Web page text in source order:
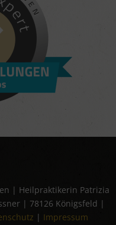
| Heilpraktikerin Patrizia
| 78126 Königsfeld |
| Impressum